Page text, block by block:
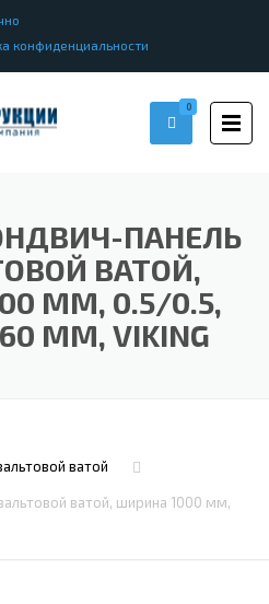
конфиденциальности
0
ПАНЕЛЬ
ВАТОЙ,
ММ, 0.5/0.5,
ММ, VIKING
ватой
ватой, ширина 1000 мм,